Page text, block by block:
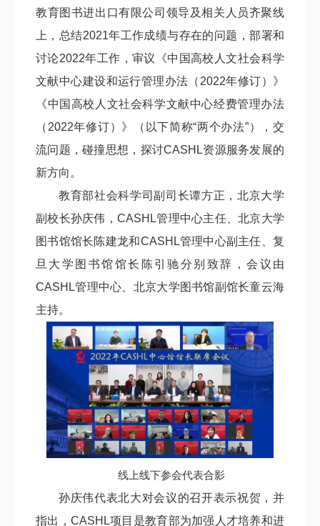
教育图书进出口有限公司领导及相关人员齐聚线
上，总结2021年工作成绩与存在的问题，部署和
讨论2022年工作，审议《中国高校人文社会科学
文献中心建设和运行管理办法（2022年修订）》
《中国高校人文社会科学文献中心经费管理办法
（2022年修订）》（以下简称“两个办法”），交
流问题，碰撞思想，探讨CASHL资源服务发展的
新方向。
教育部社会科学司副司长谭方正，北京大学
副校长孙庆伟，CASHL管理中心主任、北京大学
图书馆馆长陈建龙和CASHL管理中心副主任、复
旦大学图书馆馆长陈引驰分别致辞，会议由
CASHL管理中心、北京大学图书馆副馆长童云海
主持。
线上线下参会代表合影
孙庆伟代表北大对会议的召开表示祝贺，并
指出，CASHL项目是教育部为加强人才培养和进